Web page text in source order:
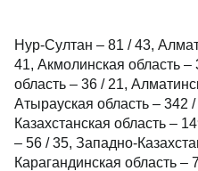
Нур-Султан – 81 / 43,
41, Акмолинская область –
область – 36 / 21,
Атырауская область – 342
Казахстанская область –
– 56 / 35, Западно-
Карагандинская область –